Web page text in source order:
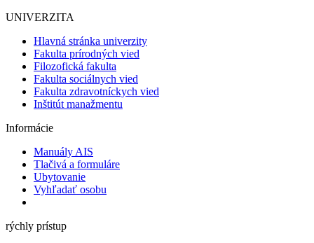
UNIVERZITA
Hlavná stránka univerzity
Fakulta prírodných vied
Filozofická fakulta
Fakulta sociálnych vied
Fakulta zdravotníckych vied
Inštitút manažmentu
Informácie
Manuály AIS
Tlačivá a formuláre
Ubytovanie
Vyhľadať osobu
rýchly prístup